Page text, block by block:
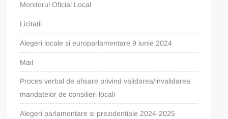
Monitorul Oficial Local
Licitatii
Alegeri locale și europarlamentare 9 iunie 2024
Mail
Proces verbal de afisare privind validarea/invalidarea
mandatelor de consilieri locali
Alegeri parlamentare si prezidentiale 2024-2025